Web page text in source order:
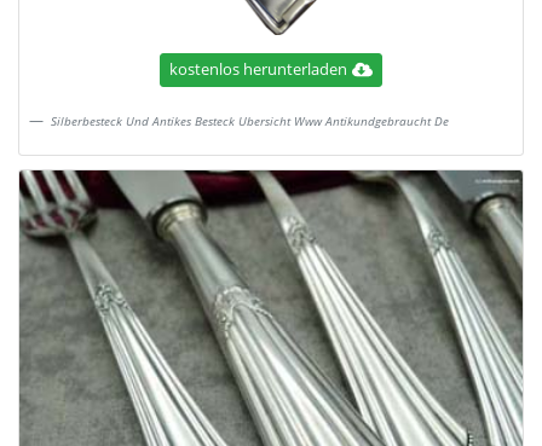
kostenlos herunterladen
Silberbesteck Und Antikes Besteck Ubersicht Www Antikundgebraucht De